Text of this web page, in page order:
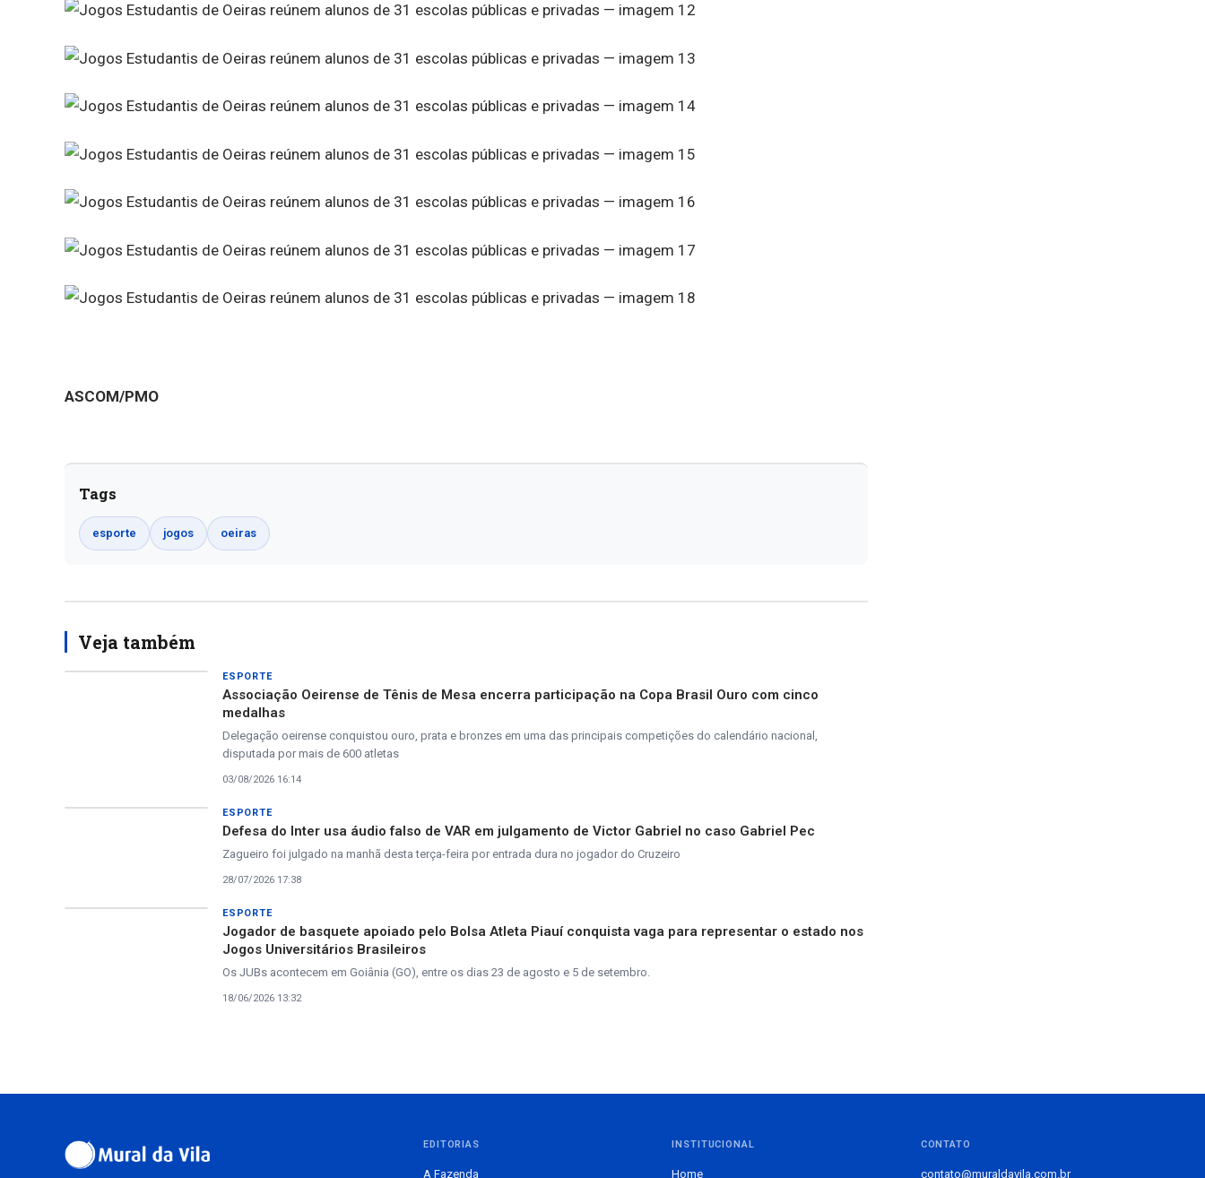
ASCOM/PMO
Tags
esporte jogos oeiras
Veja também
ESPORTE
Associação Oeirense de Tênis de Mesa encerra participação na Copa Brasil Ouro com cinco
medalhas
Delegação oeirense conquistou ouro, prata e bronzes em uma das principais competições do calendário nacional,
disputada por mais de 600 atletas
03/08/2026 16:14
ESPORTE
Defesa do Inter usa áudio falso de VAR em julgamento de Victor Gabriel no caso Gabriel Pec
Zagueiro foi julgado na manhã desta terça-feira por entrada dura no jogador do Cruzeiro
28/07/2026 17:38
ESPORTE
Jogador de basquete apoiado pelo Bolsa Atleta Piauí conquista vaga para representar o estado nos
Jogos Universitários Brasileiros
Os JUBs acontecem em Goiânia (GO), entre os dias 23 de agosto e 5 de setembro.
18/06/2026 13:32
EDITORIAS
A Fazenda
INSTITUCIONAL
Home
CONTATO
contato@muraldavila.com.br